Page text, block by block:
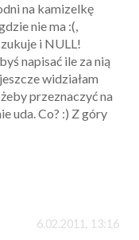
na kamizelkę
nie ma :(,
i NULL!
napisać ile za nią
widziałam
przeznaczyć na
uda. Co? :) Z góry
6.02.2011, 13:16